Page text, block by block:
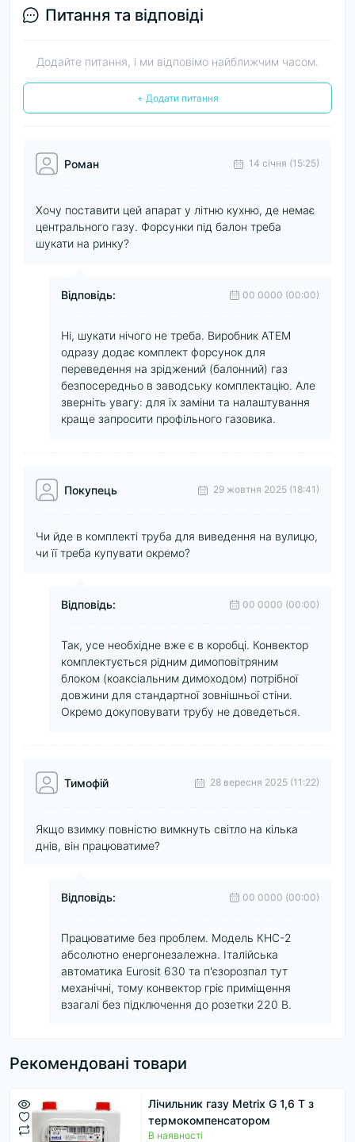
Питання та відповіді
Додайте питання, і ми відповімо найближчим часом.
+ Додати питання
Роман 14 cічня (15:25)
Хочу поставити цей апарат у літню кухню, де немає
центрального газу. Форсунки під балон треба
шукати на ринку?
Відповідь: 00 0000 (00:00)
Ні, шукати нічого не треба. Виробник АТЕМ
одразу додає комплект форсунок для
переведення на зріджений (балонний) газ
безпосередньо в заводську комплектацію. Але
зверніть увагу: для їх заміни та налаштування
краще запросити профільного газовика.
Покупець 29 жовтня 2025 (18:41)
Чи йде в комплекті труба для виведення на вулицю,
чи її треба купувати окремо?
Відповідь: 00 0000 (00:00)
Так, усе необхідне вже є в коробці. Конвектор
комплектується рідним димоповітряним
блоком (коаксіальним димоходом) потрібної
довжини для стандартної зовнішньої стіни.
Окремо докуповувати трубу не доведеться.
Тимофій 28 вересня 2025 (11:22)
Якщо взимку повністю вимкнуть світло на кілька
днів, він працюватиме?
Відповідь: 00 0000 (00:00)
Працюватиме без проблем. Модель КНС-2
абсолютно енергонезалежна. Італійська
автоматика Eurosit 630 та п'єзорозпал тут
механічні, тому конвектор гріє приміщення
взагалі без підключення до розетки 220 В.
Рекомендовані товари
Лічильник газу Metrix G 1,6 Т з
термокомпенсатором
В наявності